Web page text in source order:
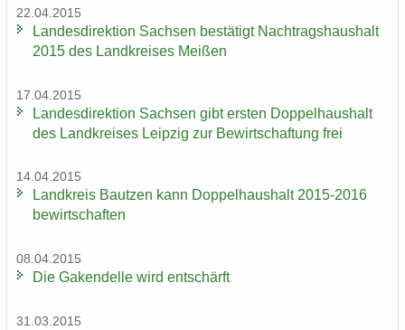
22.04.2015
Lan­des­di­rek­ti­on Sach­sen be­stä­tigt Nach­trags­haus­halt
2015 des Land­krei­ses Mei­ßen
17.04.2015
Lan­des­di­rek­ti­on Sach­sen gibt ers­ten Dop­pel­haus­halt
des Land­krei­ses Leip­zig zur Be­wirt­schaf­tung frei
14.04.2015
Land­kreis Baut­zen kann Dop­pel­haus­halt 2015-2016
be­wirt­schaf­ten
08.04.2015
Die Ga­ken­del­le wird ent­schärft
31.03.2015